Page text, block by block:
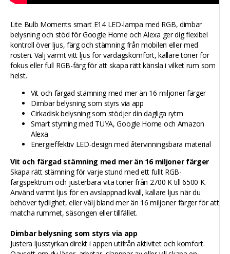
Lite Bulb Moments smart E14 LED-lampa med RGB, dimbar
belysning och stöd för Google Home och Alexa ger dig flexibel
kontroll över ljus, färg och stämning från mobilen eller med
rösten. Välj varmt vitt ljus för vardagskomfort, kallare toner för
fokus eller full RGB-färg för att skapa rätt känsla i vilket rum som
helst.
Vit och färgad stämning med mer än 16 miljoner färger
Dimbar belysning som styrs via app
Cirkadisk belysning som stödjer din dagliga rytm
Smart styrning med TUYA, Google Home och Amazon
Alexa
Energieffektiv LED-design med återvinningsbara material
Vit och färgad stämning med mer än 16 miljoner färger
Skapa rätt stämning för varje stund med ett fullt RGB-
färgspektrum och justerbara vita toner från 2700 K till 6500 K.
Använd varmt ljus för en avslappnad kväll, kallare ljus när du
behöver tydlighet, eller välj bland mer än 16 miljoner färger för att
matcha rummet, säsongen eller tillfället.
Dimbar belysning som styrs via app
Justera ljusstyrkan direkt i appen utifrån aktivitet och komfort.